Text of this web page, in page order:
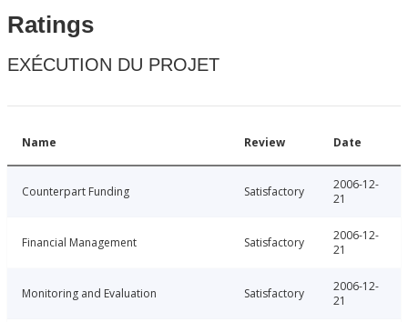
Ratings
EXÉCUTION DU PROJET
Name Review Date
Counterpart Funding Satisfactory
2006-12-
21
Financial Management Satisfactory
2006-12-
21
Monitoring and Evaluation Satisfactory
2006-12-
21